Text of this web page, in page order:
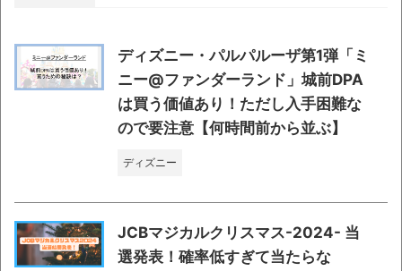
ディズニー・パルパルーザ第1弾「ミ
ニー@ファンダーランド」城前DPA
は買う価値あり！ただし入手困難な
ので要注意【何時間前から並ぶ】
ディズニー
JCBマジカルクリスマス-2024- 当
選発表！確率低すぎて当たらな